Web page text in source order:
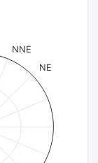
NNE
NE